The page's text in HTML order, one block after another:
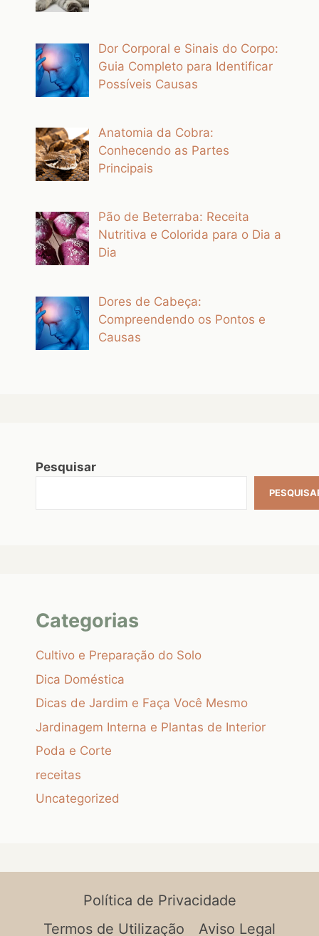
Dor Corporal e Sinais do Corpo:
Guia Completo para Identificar
Possíveis Causas
Anatomia da Cobra:
Conhecendo as Partes
Principais
Pão de Beterraba: Receita
Nutritiva e Colorida para o Dia a
Dia
Dores de Cabeça:
Compreendendo os Pontos e
Causas
Pesquisar
Categorias
Cultivo e Preparação do Solo
Dica Doméstica
Dicas de Jardim e Faça Você Mesmo
Jardinagem Interna e Plantas de Interior
Poda e Corte
receitas
Uncategorized
Política de Privacidade
Termos de Utilização
Aviso Legal